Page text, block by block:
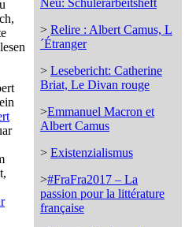
Neu: Schülerarbeitsheft
> Relire : Albert Camus, L
´Étranger
> Lesebericht: Catherine
Briat, Le Divan rouge
>Emmanuel Macron et
Albert Camus
> Existenzialismus
>#FraFra2017 – La
passion pour la littérature
française